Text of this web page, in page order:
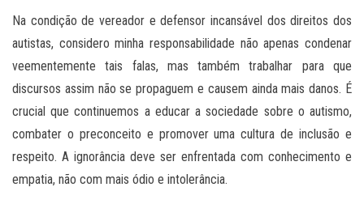
Na condição de vereador e defensor incansável dos direitos dos
autistas, considero minha responsabilidade não apenas condenar
veementemente tais falas, mas também trabalhar para que
discursos assim não se propaguem e causem ainda mais danos. É
crucial que continuemos a educar a sociedade sobre o autismo,
combater o preconceito e promover uma cultura de inclusão e
respeito. A ignorância deve ser enfrentada com conhecimento e
empatia, não com mais ódio e intolerância.